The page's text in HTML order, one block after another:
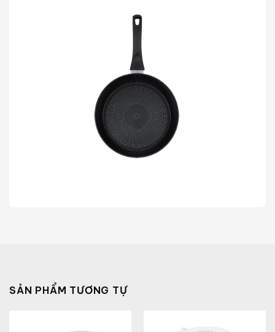
SẢN PHẨM TƯƠNG TỰ